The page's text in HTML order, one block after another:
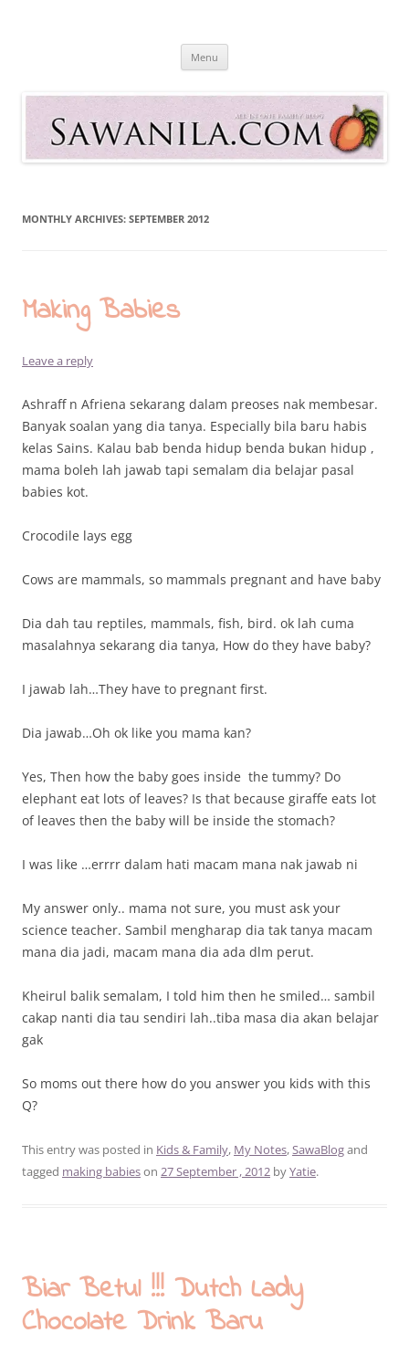
Sawanila.com
All In One Family Blog
Menu
MONTHLY ARCHIVES: SEPTEMBER 2012
Making Babies
Leave a reply
Ashraff n Afriena sekarang dalam preoses nak membesar.
Banyak soalan yang dia tanya. Especially bila baru habis
kelas Sains. Kalau bab benda hidup benda bukan hidup ,
mama boleh lah jawab tapi semalam dia belajar pasal
babies kot.
Crocodile lays egg
Cows are mammals, so mammals pregnant and have baby
Dia dah tau reptiles, mammals, fish, bird. ok lah cuma
masalahnya sekarang dia tanya, How do they have baby?
I jawab lah…They have to pregnant first.
Dia jawab…Oh ok like you mama kan?
Yes, Then how the baby goes inside the tummy? Do
elephant eat lots of leaves? Is that because giraffe eats lot
of leaves then the baby will be inside the stomach?
I was like …errrr dalam hati macam mana nak jawab ni
My answer only.. mama not sure, you must ask your
science teacher. Sambil mengharap dia tak tanya macam
mana dia jadi, macam mana dia ada dlm perut.
Kheirul balik semalam, I told him then he smiled… sambil
cakap nanti dia tau sendiri lah..tiba masa dia akan belajar
gak
So moms out there how do you answer you kids with this
Q?
This entry was posted in Kids & Family, My Notes,SawaBlogand
tagged making babieson 27 September , 2012 byYatie.
Biar Betul !!! Dutch Lady
Chocolate Drink Baru